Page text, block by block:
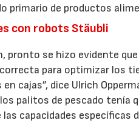
primario de productos
con robots Stäubli
pronto se hizo evidente
para optimizar los
cajas”, dice Ulrich
palitos de pescado tenía
capacidades específicas